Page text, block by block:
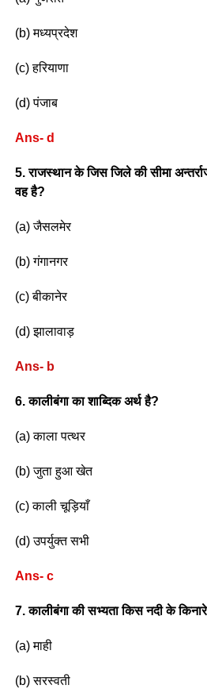
(b) मध्यप्रदेश
(c) हरियाणा
(d) पंजाब
Ans- d
5. राजस्थान के जिस जिले की सीमा
वह है?
(a) जैसलमेर
(b) गंगानगर
(c) बीकानेर
(d) झालावाड़
Ans- b
6. कालीबंगा का शाब्दिक अर्थ है?
(a) काला पत्थर
(b) जुता हुआ खेत
(c) काली चूड़ियाँ
(d) उपर्युक्त सभी
Ans- c
7. कालीबंगा की सभ्यता किस नदी के
(a) माही
(b) सरस्वती